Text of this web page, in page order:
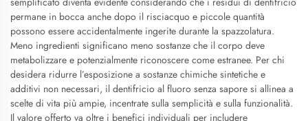
permane in bocca anche dopo il risciacquo e piccole quantità
possono essere accidentalmente ingerite durante la spazzolatura.
Meno ingredienti significano meno sostanze che il corpo deve
metabolizzare e potenzialmente riconoscere come estranee. Per chi
desidera ridurre l’esposizione a sostanze chimiche sintetiche e
additivi non necessari, il dentifricio al fluoro senza sapore si allinea a
scelte di vita più ampie, incentrate sulla semplicità e sulla funzionalità.
Il valore offerto va oltre i benefici individuali per includere